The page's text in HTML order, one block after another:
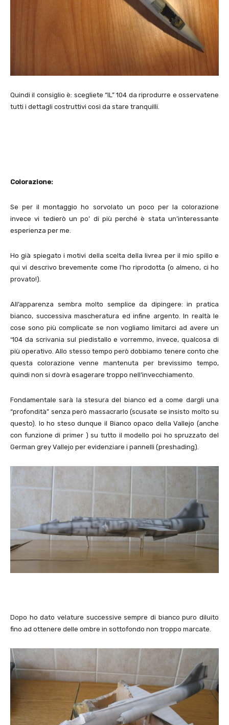
Quindi il consiglio è: scegliete “IL” 104 da riprodurre e osservatene
tutti i dettagli costruttivi così da stare tranquilli.
Colorazione:
Se per il montaggio ho sorvolato un poco per la colorazione
invece vi tedierò un po’ di più perché è stata un’interessante
esperienza per me.
Ho già spiegato i motivi della scelta della livrea per il mio spillo e
qui vi descrivo brevemente come l’ho riprodotta (o almeno, ci ho
provato!).
All’apparenza sembra molto semplice da dipingere: in pratica
bianco, successiva mascheratura ed infine argento. In realtà le
cose sono più complicate se non vogliamo limitarci ad avere un
‘104 da scrivania sul piedistallo e vorremmo, invece, qualcosa di
più operativo. Allo stesso tempo però dobbiamo tenere conto che
questa colorazione venne mantenuta per brevissimo tempo,
quindi non si dovrà esagerare troppo nell’invecchiamento.
Fondamentale sarà la stesura del bianco ed a come dargli una
“profondità” senza però massacrarlo (scusate se insisto molto su
questo). Io ho steso dunque il Bianco opaco della Vallejo (anche
con funzione di primer ) su tutto il modello poi ho spruzzato del
German grey Vallejo per evidenziare i pannelli (preshading).
Dopo ho dato velature successive sempre di bianco puro diluito
fino ad ottenere delle ombre in sottofondo non troppo marcate.